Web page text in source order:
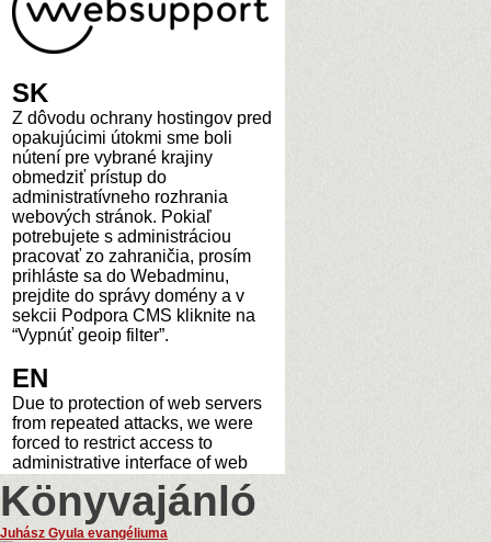
Könyvajánló
Juhász Gyula evangéliuma